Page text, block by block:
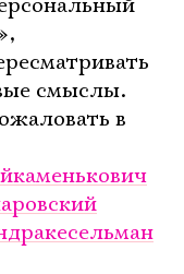
смыслы.
в